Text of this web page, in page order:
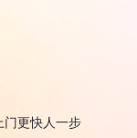
门更快人一步